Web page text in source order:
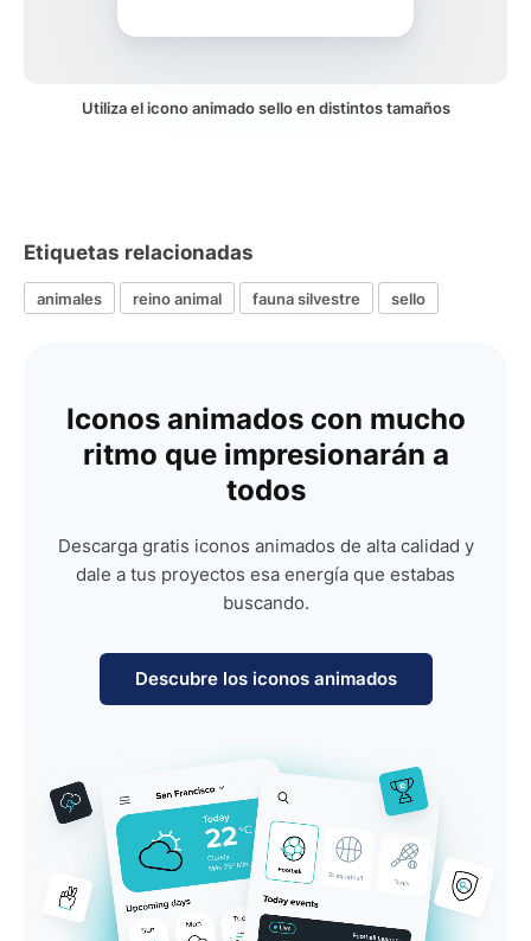
Utiliza el icono animado sello en distintos tamaños
Etiquetas relacionadas
animales reino animal fauna silvestre sello
Iconos animados con mucho
ritmo que impresionarán a
todos
Descarga gratis iconos animados de alta calidad y
dale a tus proyectos esa energía que estabas
buscando.
Descubre los iconos animados